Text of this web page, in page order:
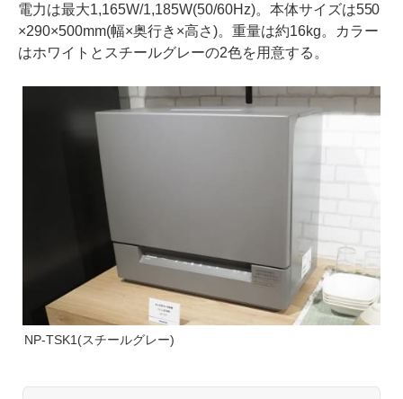
電力は最大1,165W/1,185W(50/60Hz)。本体サイズは550
×290×500mm(幅×奥行き×高さ)。重量は約16kg。カラー
はホワイトとスチールグレーの2色を用意する。
NP-TSK1(スチールグレー)